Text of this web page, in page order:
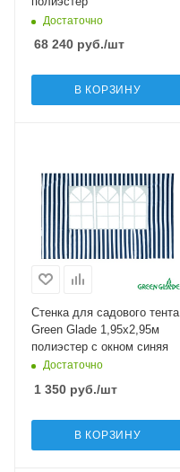
Достаточно
68 240 руб./шт
В КОРЗИНУ
Стенка для садового тента
Green Glade 1,95х2,95м
полиэстер с окном синяя
Достаточно
1 350 руб./шт
В КОРЗИНУ